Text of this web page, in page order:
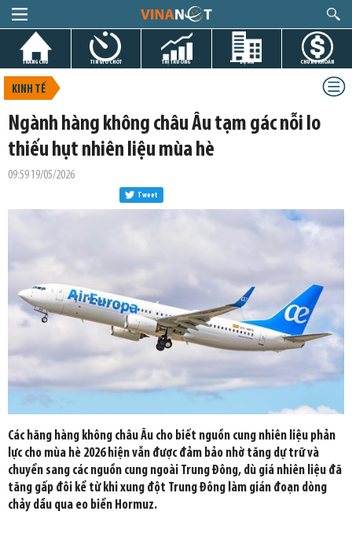
TRANG CHỦ TIN GIỜ CHÓT THỊ TRƯỜNG DỰ ÁN CHỨNG KHOÁN
KINH TẾ
Ngành hàng không châu Âu tạm gác nỗi lo
thiếu hụt nhiên liệu mùa hè
09:59 19/05/2026
Tweet
Các hãng hàng không châu Âu cho biết nguồn cung nhiên liệu phản
lực cho mùa hè 2026 hiện vẫn được đảm bảo nhờ tăng dự trữ và
chuyển sang các nguồn cung ngoài Trung Đông, dù giá nhiên liệu đã
tăng gấp đôi kể từ khi xung đột Trung Đông làm gián đoạn dòng
chảy dầu qua eo biển Hormuz.